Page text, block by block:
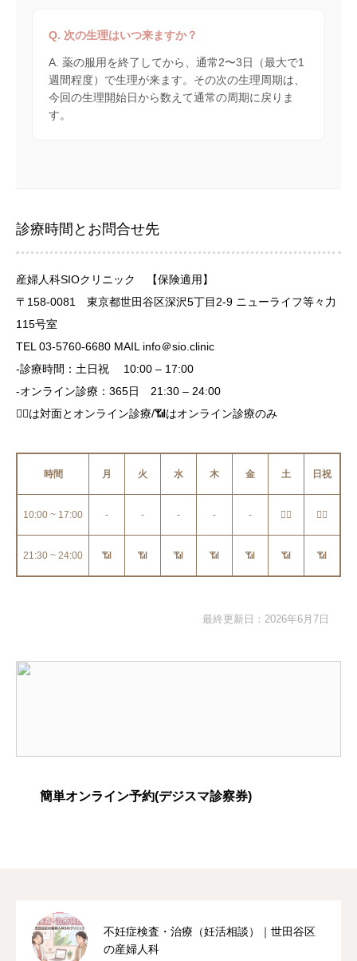
Q. 次の生理はいつ来ますか？
A. 薬の服用を終了してから、通常2〜3日（最大で1
週間程度）で生理が来ます。その次の生理周期は、
今回の生理開始日から数えて通常の周期に戻りま
す。
診療時間とお問合せ先
産婦人科SIOクリニック 【保険適用】
〒158-0081 東京都世田谷区深沢5丁目2-9 ニューライフ等々力
115号室
TEL 03-5760-6680 MAIL info＠sio.clinic
-診療時間：土日祝 10:00 – 17:00
-オンライン診療：365日 21:30 – 24:00
👩‍⚕️は対面とオンライン診療/📶はオンライン診療のみ
時間 月 火 水 木 金 土 日祝
10:00 ~ 17:00 - - - - - 👩‍⚕️ 👩‍⚕️
21:30 ~ 24:00 📶 📶 📶 📶 📶 📶 📶
最終更新日：2026年6月7日
簡単オンライン予約(デジスマ診察券)
不妊症検査・治療（妊活相談）｜世田谷区
の産婦人科